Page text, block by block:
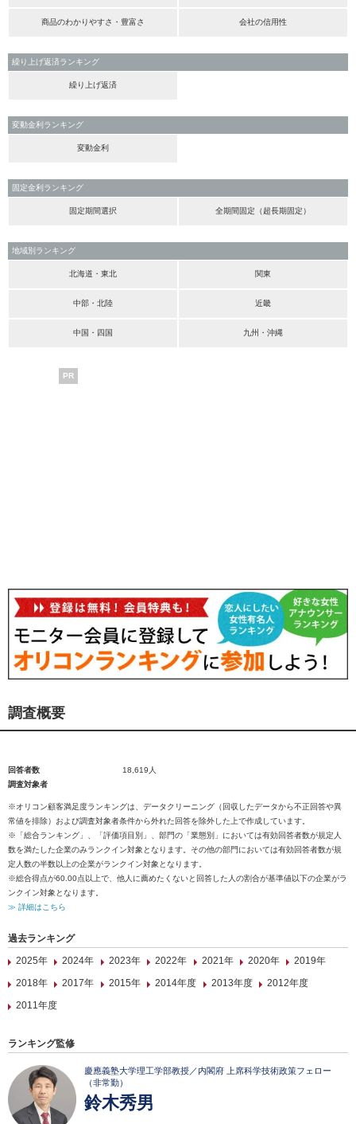
商品のわかりやすさ・豊富さ 会社の信用性
繰り上げ返済ランキング
繰り上げ返済
変動金利ランキング
変動金利
固定金利ランキング
固定期間選択 全期間固定（超長期固定）
地域別ランキング
北海道・東北 関東
中部・北陸 近畿
中国・四国 九州・沖縄
PR
調査概要
回答者数
18,619人
調査対象者
※オリコン顧客満足度ランキングは、データクリーニング（回収したデータから不正回答や異
常値を排除）および調査対象者条件から外れた回答を除外した上で作成しています。
※「総合ランキング」、「評価項目別」、部門の「業態別」においては有効回答者数が規定人
数を満たした企業のみランクイン対象となります。その他の部門においては有効回答者数が規
定人数の半数以上の企業がランクイン対象となります。
※総合得点が60.00点以上で、他人に薦めたくないと回答した人の割合が基準値以下の企業がラ
ンクイン対象となります。
≫ 詳細はこちら
過去ランキング
2025年
2024年 2023年 2022年 2021年 2020年
2019年
2018年
2017年 2015年 2014年度 2013年度
2012年度
2011年度
ランキング監修
慶應義塾大学理工学部教授／内閣府 上席科学技術政策フェロー
（非常勤）
鈴木秀男